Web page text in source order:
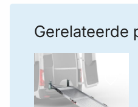
Gerelateerde